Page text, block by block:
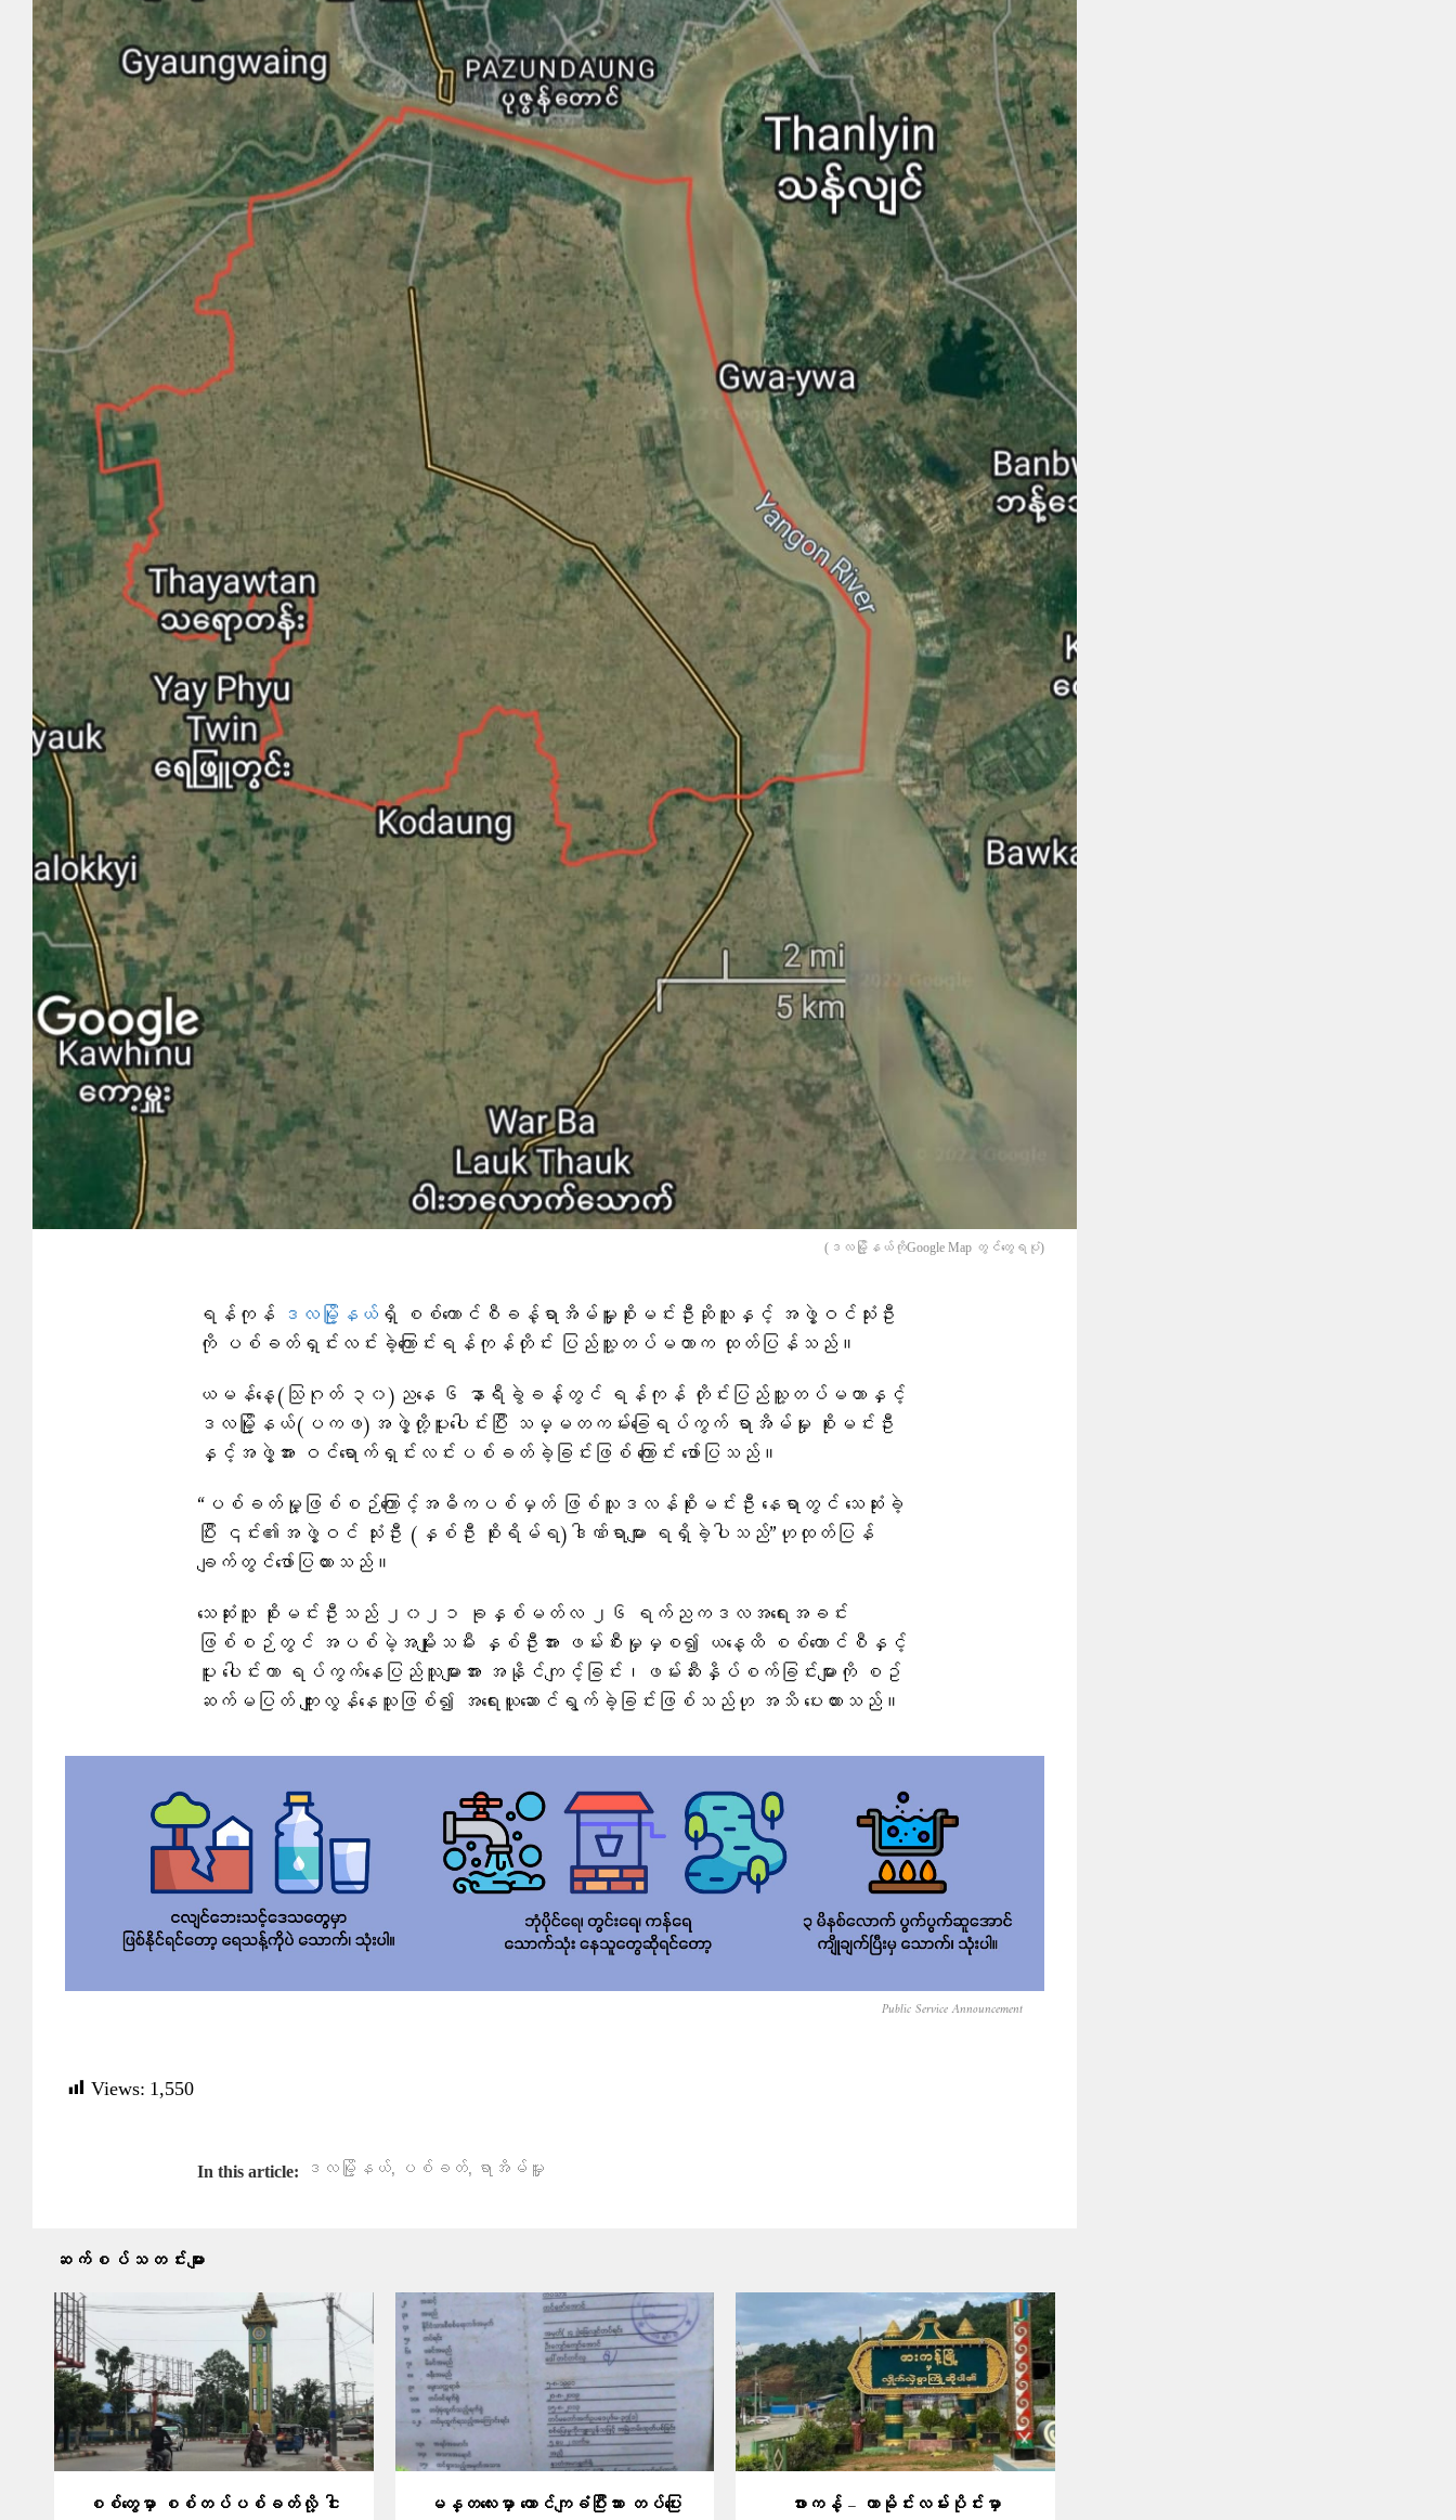
(ဒလမြို့နယ်ကိုGoogle Map တွင်​တွေရပုံ)
ရန်ကုန် ဒလမြို့နယ်ရှိ စစ်ကောင်စီခန့်ရာအိမ်မှူးစိုးမင်းဦးဆိုသူနှင့် အဖွဲ့ဝင်သုံးဦး
ကို ပစ်ခတ်ရှင်းလင်းခဲ့ကြောင်းရန်ကုန်တိုင်း ပြည်သူ့တပ်မဟာက ထုတ်ပြန်သည်။
ယမန်နေ့(သြဂုတ် ၃၀)ညနေ ၆ နာရီခွဲခန့်တွင် ရန်ကုန် တိုင်းပြည်သူ့တပ်မဟာနှင့်
ဒလမြို့နယ်(ပကဖ)အဖွဲ့တို့ပူးပေါင်းပြီး သမ္မတကမ်းခြေရပ်ကွက် ရာအိမ်မှုး စိုးမင်းဦး
နှင့်အဖွဲ့အား ဝင်ရောက်ရှင်းလင်းပစ်ခတ်ခဲ့ခြင်းဖြစ် ကြောင်း ဖော်ပြသည်။
“ပစ်ခတ်မှု့ဖြစ်စဉ်ကြောင့်အဓိကပစ်မှတ် ဖြစ်သူဒလန်စိုးမင်းဦး နေရာတွင် သေဆုံးခဲ့
ပြီး ၎င်း၏အဖွဲ့ဝင် သုံးဦး (နှစ်ဦး စိုးရိမ်ရ)ဒါဏ်ရာများ ရရှိခဲ့ပါသည်”ဟုထုတ်ပြန်
ချက်တွင်​ဖော်ပြထားသည်။
သေဆုံးသူ စိုးမင်းဦးသည် ၂၀၂၁ ခုနှစ်မတ်လ ၂၆ ရက်ညကဒလအရေးအခင်း
ဖြစ်စဉ်တွင် အပစ်မဲ့အမျိုးသမီး နှစ်ဦးအား ဖမ်းစီးမှုမှစ၍ ယနေ့ထိ စစ်ကောင်စီနှင့်
ပူး ပေါင်းကာ ရပ်ကွက်နေပြည်သူများအား အနိုင်ကျင့်ခြင်း၊ဖမ်းဆီးနှိပ်စက်ခြင်းများကို စဥ်
ဆက်မပြတ် ကျူးလွန်နေသူဖြစ်၍ အရေးယူဆောင်ရွက်ခဲ့ခြင်းဖြစ်သည်ဟု အသိ ပေးထားသည်။
Public Service Announcement
Views: 1,550
In this article: ဒလမြို့နယ်, ပစ်ခတ်, ရာအိမ်မှူး
ဆက်စပ်သတင်းများ
စစ်တွေမှာ စစ်တပ်ပစ်ခတ်လို့ ငါး
မန္တလေးမှာ ထောင်ကျခံပြီးသား တပ်ပြေး
ဖားကန့် – ကာမိုင်းလမ်းပိုင်းမှာ